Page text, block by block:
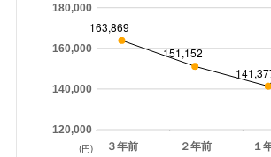
３年前 ２年前 １
120,000
140,000
160,000
180,000
163,869
151,152
(円)